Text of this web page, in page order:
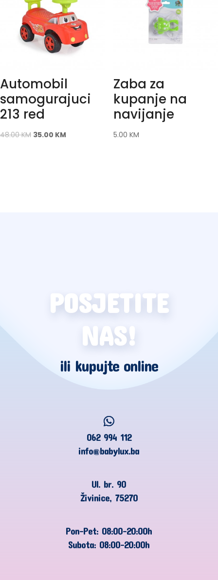
Automobil
samogurajuci
213 red
48.00KM 35.00 KM
Zaba za
kupanje na
navijanje
5.00 KM
POSJETITE
NAS!
ili kupujte online
062 994 112
info@babylux.ba
Ul. br. 90
Živinice, 75270
Pon-Pet: 08:00-20:00h
Subota: 08:00-20:00h